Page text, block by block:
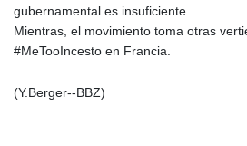
NGN
gubernamental es insuficiente.
Mientras, el movimiento toma otras
#MeTooIncesto en Francia.
(Y.Berger--BBZ)